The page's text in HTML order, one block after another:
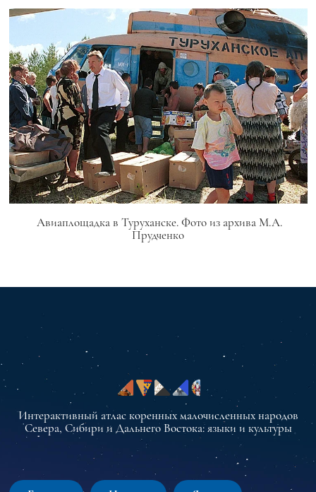
Авиаплощадка в Туруханске. Фото из архива М.А.
Прудченко
Интерактивный атлас коренных малочисленных народов
Севера, Сибири и Дальнего Востока: языки и культуры